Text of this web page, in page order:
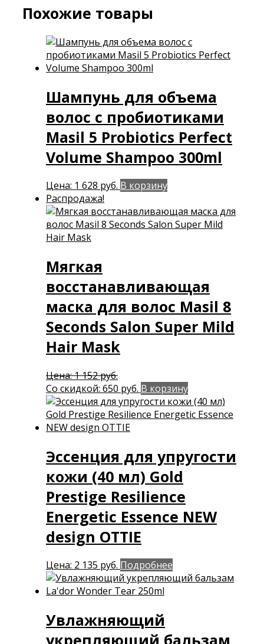
Похожие товары
Шампунь для объема
волос с пробиотиками
Masil 5 Probiotics Perfect
Volume Shampoo 300ml
Цена: 1 628 руб. В корзину
Распродажа!
Мягкая
восстанавливающая
маска для волос Masil 8
Seconds Salon Super Mild
Hair Mask
Цена:1 152руб.Первоначальная
цена
составляла
1
152 руб..
Со скидкой: 650 руб. Текущая
цена:
650 руб..
В корзину
Эссенция для упругости
кожи (40 мл) Gold
Prestige Resilience
Energetic Essence NEW
design OTTIE
Цена: 2 135 руб. Подробнее
Увлажняющий
укрепляющий бальзам